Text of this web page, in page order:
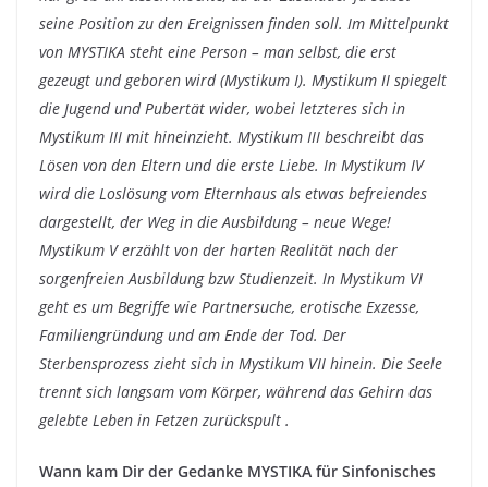
seine Position zu den Ereignissen finden soll. Im Mittelpunkt
von MYSTIKA steht eine Person – man selbst, die erst
gezeugt und geboren wird (Mystikum I). Mystikum II spiegelt
die Jugend und Pubertät wider, wobei letzteres sich in
Mystikum III mit hineinzieht. Mystikum III beschreibt das
Lösen von den Eltern und die erste Liebe. In Mystikum IV
wird die Loslösung vom Elternhaus als etwas befreiendes
dargestellt, der Weg in die Ausbildung – neue Wege!
Mystikum V erzählt von der harten Realität nach der
sorgenfreien Ausbildung bzw Studienzeit. In Mystikum VI
geht es um Begriffe wie Partnersuche, erotische Exzesse,
Familiengründung und am Ende der Tod. Der
Sterbensprozess zieht sich in Mystikum VII hinein. Die Seele
trennt sich langsam vom Körper, während das Gehirn das
gelebte Leben in Fetzen zurückspult .
Wann kam Dir der Gedanke MYSTIKA für Sinfonisches